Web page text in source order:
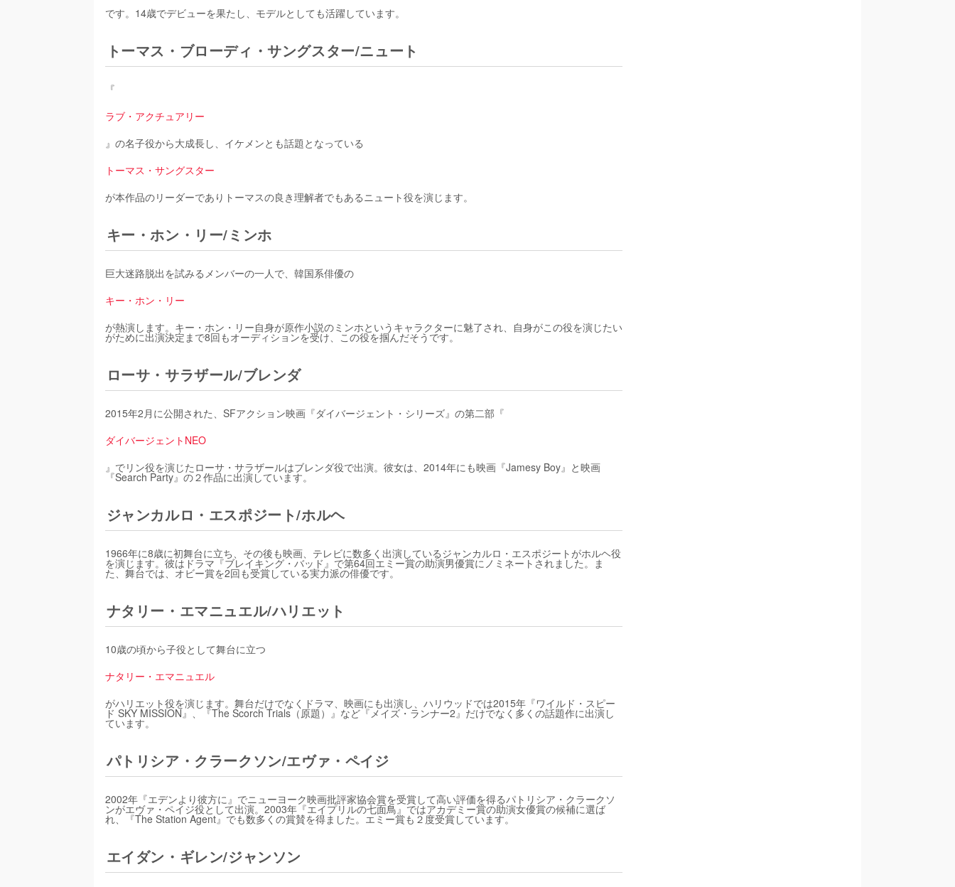
です。14歳でデビューを果たし、モデルとしても活躍しています。
トーマス・ブローディ・サングスター/ニュート
『
ラブ・アクチュアリー
』の名子役から大成長し、イケメンとも話題となっている
トーマス・サングスター
が本作品のリーダーでありトーマスの良き理解者でもあるニュート役を演じます。
キー・ホン・リー/ミンホ
巨大迷路脱出を試みるメンバーの一人で、韓国系俳優の
キー・ホン・リー
が熱演します。キー・ホン・リー自身が原作小説のミンホというキャラクターに魅了され、自身がこの役を演じたい
がために出演決定まで8回もオーディションを受け、この役を掴んだそうです。
ローサ・サラザール/ブレンダ
2015年2月に公開された、SFアクション映画『ダイバージェント・シリーズ』の第二部『
ダイバージェントNEO
』でリン役を演じたローサ・サラザールはブレンダ役で出演。彼女は、2014年にも映画『Jamesy Boy』と映画
『Search Party』の２作品に出演しています。
ジャンカルロ・エスポジート/ホルヘ
1966年に8歳に初舞台に立ち、その後も映画、テレビに数多く出演しているジャンカルロ・エスポジートがホルヘ役
を演じます。彼はドラマ『ブレイキング・バッド』で第64回エミー賞の助演男優賞にノミネートされました。ま
た、舞台では、オビー賞を2回も受賞している実力派の俳優です。
ナタリー・エマニュエル/ハリエット
10歳の頃から子役として舞台に立つ
ナタリー・エマニュエル
がハリエット役を演じます。舞台だけでなくドラマ、映画にも出演し、ハリウッドでは2015年『ワイルド・スピー
ド SKY MISSION』、『The Scorch Trials（原題）』など『メイズ・ランナー2』だけでなく多くの話題作に出演し
ています。
パトリシア・クラークソン/エヴァ・ペイジ
2002年『エデンより彼方に』でニューヨーク映画批評家協会賞を受賞して高い評価を得るパトリシア・クラークソ
ンがエヴァ・ペイジ役として出演。2003年『エイプリルの七面鳥』ではアカデミー賞の助演女優賞の候補に選ば
れ、『The Station Agent』でも数多くの賞賛を得ました。エミー賞も２度受賞しています。
エイダン・ギレン/ジャンソン